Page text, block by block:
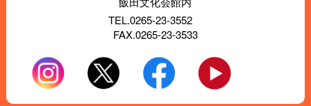
TEL.0265-23-3552
FAX.0265-23-3533